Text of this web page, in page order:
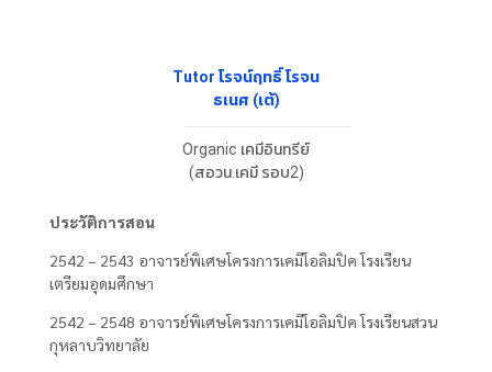
Tutor โรจน์ฤทธิ์ โรจน
ธเนศ (เต้)
Organic เคมีอินทรีย์
(สอวน.เคมี รอบ2)
ประวัติการสอน
2542 – 2543 อาจารย์พิเศษโครงการเคมีโอลิมปิค โรงเรียน
เตรียมอุดมศึกษา
2542 – 2548 อาจารย์พิเศษโครงการเคมีโอลิมปิค โรงเรียนสวน
กุหลาบวิทยาลัย